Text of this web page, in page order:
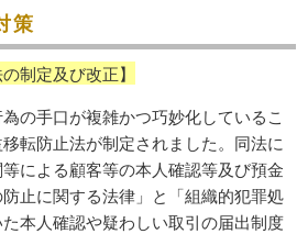
策
制定及び改正】
の手口が複雑かつ巧妙化しているこ
転防止法が制定されました。同法に
による顧客等の本人確認等及び預金
止に関する法律」と「組織的犯罪処
本人確認や疑わしい取引の届出制度